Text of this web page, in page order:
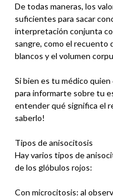
De todas maneras, los
suficientes para sacar
interpretación conjunta
sangre, como el recuento
blancos y el volumen
Si bien es tu médico
para informarte sobre tu
entender qué significa el
saberlo!
Tipos de anisocitosis
Hay varios tipos de
de los glóbulos rojos:
Con microcitosis: al